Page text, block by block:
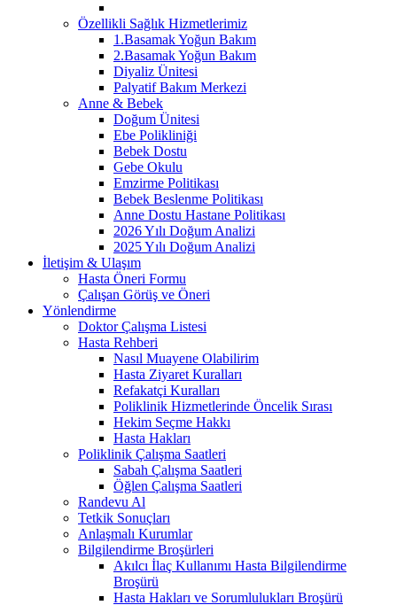
Özellikli Sağlık Hizmetlerimiz
1.Basamak Yoğun Bakım
2.Basamak Yoğun Bakım
Diyaliz Ünitesi
Palyatif Bakım Merkezi
Anne & Bebek
Doğum Ünitesi
Ebe Polikliniği
Bebek Dostu
Gebe Okulu
Emzirme Politikası
Bebek Beslenme Politikası
Anne Dostu Hastane Politikası
2026 Yılı Doğum Analizi
2025 Yılı Doğum Analizi
İletişim & Ulaşım
Hasta Öneri Formu
Çalışan Görüş ve Öneri
Yönlendirme
Doktor Çalışma Listesi
Hasta Rehberi
Nasıl Muayene Olabilirim
Hasta Ziyaret Kuralları
Refakatçi Kuralları
Poliklinik Hizmetlerinde Öncelik Sırası
Hekim Seçme Hakkı
Hasta Hakları
Poliklinik Çalışma Saatleri
Sabah Çalışma Saatleri
Öğlen Çalışma Saatleri
Randevu Al
Tetkik Sonuçları
Anlaşmalı Kurumlar
Bilgilendirme Broşürleri
Akılcı İlaç Kullanımı Hasta Bilgilendirme
Broşürü
Hasta Hakları ve Sorumlulukları Broşürü